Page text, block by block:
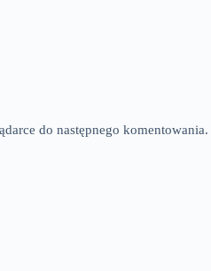
do następnego komentowania.